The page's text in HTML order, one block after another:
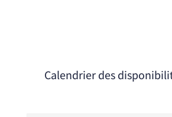
Calendrier des